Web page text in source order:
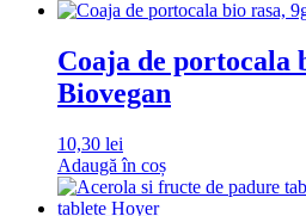
Coaja de portocala
Biovegan
10,30 lei
Adaugă în coș